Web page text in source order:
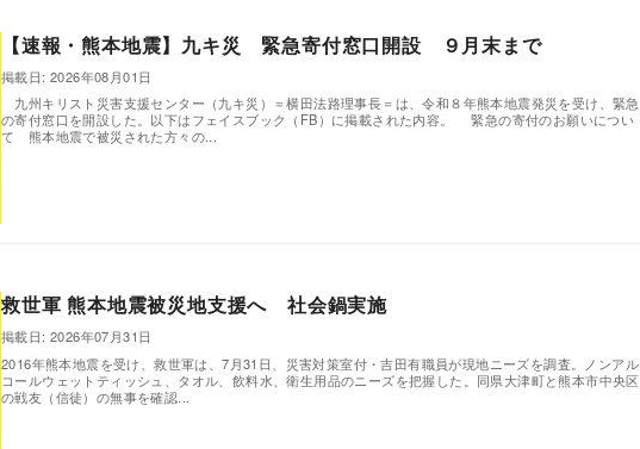
【速報・熊本地震】九キ災 緊急寄付窓口開設 ９月末まで
掲載日: 2026年08月01日
九州キリスト災害支援センター（九キ災）＝横田法路理事長＝は、令和８年熊本地震発災を受け、緊急
の寄付窓口を開設した。以下はフェイスブック（FB）に掲載された内容。 緊急の寄付のお願いについ
て 熊本地震で被災された方々の...
救世軍 熊本地震被災地支援へ 社会鍋実施
掲載日: 2026年07月31日
2016年熊本地震を受け、救世軍は、7月31日、災害対策室付・吉田有職員が現地ニーズを調査。ノンアル
コールウェットティッシュ、タオル、飲料水、衛生用品のニーズを把握した。同県大津町と熊本市中央区
の戦友（信徒）の無事を確認...